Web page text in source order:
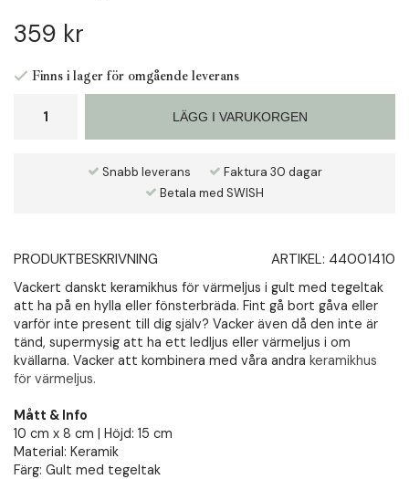
359 kr
Finns i lager för omgående leverans
LÄGG I VARUKORGEN
Snabb leverans
Faktura 30 dagar
Betala med SWISH
PRODUKTBESKRIVNING ARTIKEL: 44001410
Vackert danskt keramikhus för värmeljus i gult med tegeltak
att ha på en hylla eller fönsterbräda. Fint gå bort gåva eller
varför inte present till dig själv? Vacker även då den inte är
tänd, supermysig att ha ett ledljus eller värmeljus i om
kvällarna. Vacker att kombinera med våra andra keramikhus
för värmeljus.
Mått & Info
10 cm x 8 cm | Höjd: 15 cm
Material: Keramik
Färg: Gult med tegeltak